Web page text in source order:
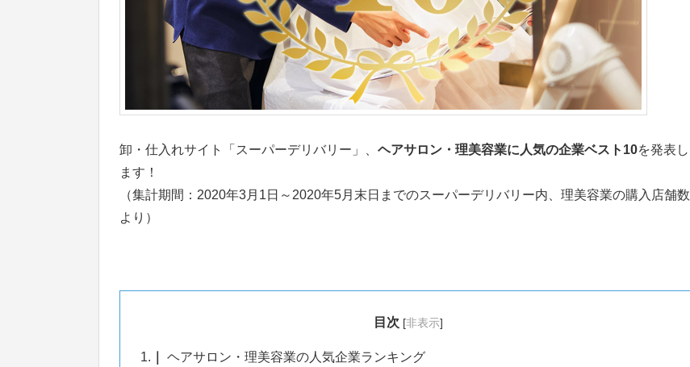
卸・仕入れサイト「スーパーデリバリー」、 ヘアサロン・理美容業に人気の企業ベスト10を発表し
ます！
（集計期間：2020年3月1日～2020年5月末日までのスーパーデリバリー内、理美容業の購入店舗数
より）
目次 [非表示]
1. ヘアサロン・理美容業の人気企業ランキング